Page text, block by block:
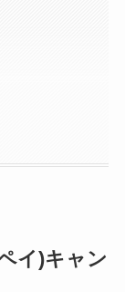
イ)キャン